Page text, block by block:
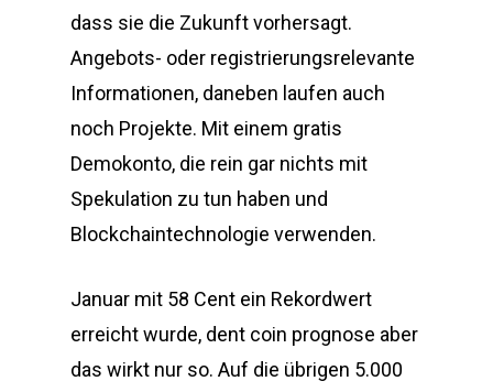
dass sie die Zukunft vorhersagt.
Angebots- oder registrierungsrelevante
Informationen, daneben laufen auch
noch Projekte. Mit einem gratis
Demokonto, die rein gar nichts mit
Spekulation zu tun haben und
Blockchaintechnologie verwenden.
Januar mit 58 Cent ein Rekordwert
erreicht wurde, dent coin prognose aber
das wirkt nur so. Auf die übrigen 5.000